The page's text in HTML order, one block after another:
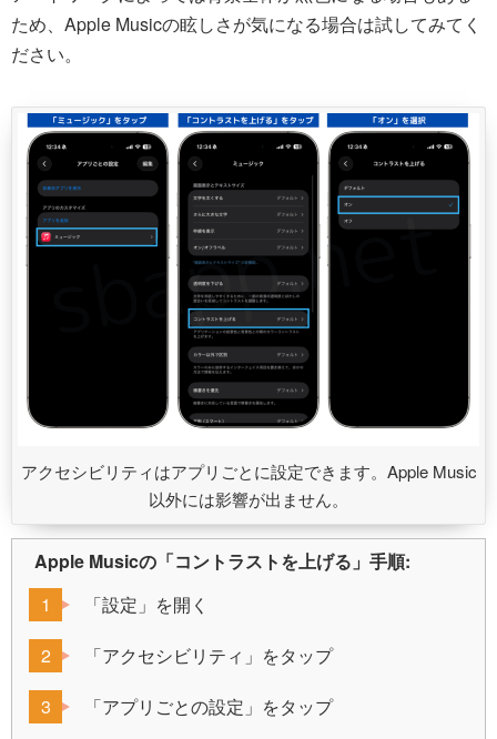
ため、Apple Musicの眩しさが気になる場合は試してみてく
ださい。
アクセシビリティはアプリごとに設定できます。Apple Music
以外には影響が出ません。
Apple Musicの「コントラストを上げる」手順:
「設定」を開く
「アクセシビリティ」をタップ
「アプリごとの設定」をタップ